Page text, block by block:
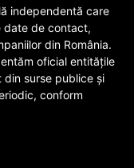
independentă care
date de contact,
din România.
oficial entitățile
din surse publice și
conform